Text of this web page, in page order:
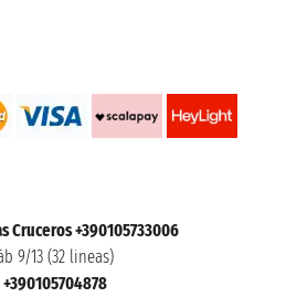
Cruceros +390105733006
9/13 (32 lineas)